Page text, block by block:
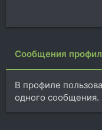
Сообщения
В профиле
одного сообщения.